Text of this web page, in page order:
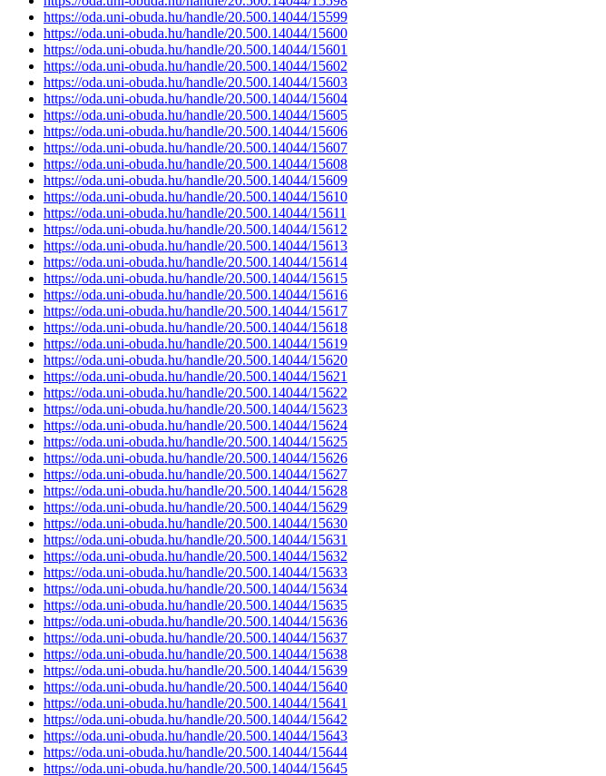
https://oda.uni-obuda.hu/handle/20.500.14044/15599
https://oda.uni-obuda.hu/handle/20.500.14044/15600
https://oda.uni-obuda.hu/handle/20.500.14044/15601
https://oda.uni-obuda.hu/handle/20.500.14044/15602
https://oda.uni-obuda.hu/handle/20.500.14044/15603
https://oda.uni-obuda.hu/handle/20.500.14044/15604
https://oda.uni-obuda.hu/handle/20.500.14044/15605
https://oda.uni-obuda.hu/handle/20.500.14044/15606
https://oda.uni-obuda.hu/handle/20.500.14044/15607
https://oda.uni-obuda.hu/handle/20.500.14044/15608
https://oda.uni-obuda.hu/handle/20.500.14044/15609
https://oda.uni-obuda.hu/handle/20.500.14044/15610
https://oda.uni-obuda.hu/handle/20.500.14044/15611
https://oda.uni-obuda.hu/handle/20.500.14044/15612
https://oda.uni-obuda.hu/handle/20.500.14044/15613
https://oda.uni-obuda.hu/handle/20.500.14044/15614
https://oda.uni-obuda.hu/handle/20.500.14044/15615
https://oda.uni-obuda.hu/handle/20.500.14044/15616
https://oda.uni-obuda.hu/handle/20.500.14044/15617
https://oda.uni-obuda.hu/handle/20.500.14044/15618
https://oda.uni-obuda.hu/handle/20.500.14044/15619
https://oda.uni-obuda.hu/handle/20.500.14044/15620
https://oda.uni-obuda.hu/handle/20.500.14044/15621
https://oda.uni-obuda.hu/handle/20.500.14044/15622
https://oda.uni-obuda.hu/handle/20.500.14044/15623
https://oda.uni-obuda.hu/handle/20.500.14044/15624
https://oda.uni-obuda.hu/handle/20.500.14044/15625
https://oda.uni-obuda.hu/handle/20.500.14044/15626
https://oda.uni-obuda.hu/handle/20.500.14044/15627
https://oda.uni-obuda.hu/handle/20.500.14044/15628
https://oda.uni-obuda.hu/handle/20.500.14044/15629
https://oda.uni-obuda.hu/handle/20.500.14044/15630
https://oda.uni-obuda.hu/handle/20.500.14044/15631
https://oda.uni-obuda.hu/handle/20.500.14044/15632
https://oda.uni-obuda.hu/handle/20.500.14044/15633
https://oda.uni-obuda.hu/handle/20.500.14044/15634
https://oda.uni-obuda.hu/handle/20.500.14044/15635
https://oda.uni-obuda.hu/handle/20.500.14044/15636
https://oda.uni-obuda.hu/handle/20.500.14044/15637
https://oda.uni-obuda.hu/handle/20.500.14044/15638
https://oda.uni-obuda.hu/handle/20.500.14044/15639
https://oda.uni-obuda.hu/handle/20.500.14044/15640
https://oda.uni-obuda.hu/handle/20.500.14044/15641
https://oda.uni-obuda.hu/handle/20.500.14044/15642
https://oda.uni-obuda.hu/handle/20.500.14044/15643
https://oda.uni-obuda.hu/handle/20.500.14044/15644
https://oda.uni-obuda.hu/handle/20.500.14044/15645